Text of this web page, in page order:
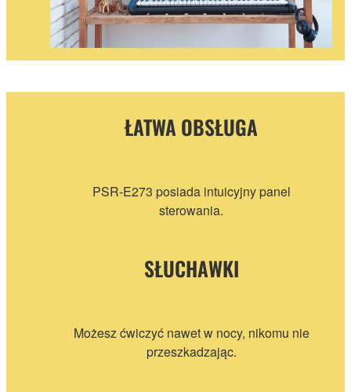
ŁATWA OBSŁUGA
PSR-E273 posiada intuicyjny panel
sterowania.
SŁUCHAWKI
Możesz ćwiczyć nawet w nocy, nikomu nie
przeszkadzając.